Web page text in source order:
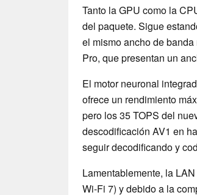
Tanto la GPU como la
del paquete. Sigue
el mismo ancho de
Pro, que presentan un
El motor neuronal
ofrece un rendimiento
pero los 35 TOPS del
descodificación AV1 en
seguir decodificando y
Lamentablemente, la
Wi-Fi 7) y debido a la